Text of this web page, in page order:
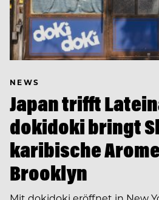
NEWS
Japan trifft
dokidoki bringt
karibische
Brooklyn